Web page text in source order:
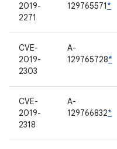
2019-
2271
129765571*
CVE-
2019-
2303
A-
129765728*
CVE-
2019-
2318
A-
129766832*